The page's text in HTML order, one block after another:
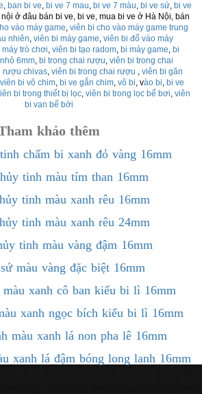
, ban bi ve, bi ve 7 mau, bi ve 7 màu, bi ve sứ, bi ve
ở đâu bán bi ve, bi ve, mua bi ve ở Hà Nội, bán
vào máy game, viên bi cho vào máy game trung
nhiên, viên bi máy game, viên bi đổ vào máy
trò chơi, viên bi tạo radom, bi máy game, bi
6mm, bi trong chai rượu, viên bi trong chai
rượu chivas, viên bi trong chai rượu , viên bi găn
viên bi vô chim, bi ve gắn chim, vô bi, vào bi, bi ve
bi trong thiết bị lọc, viên bi trong lọc bể bơi, viên
bi van bể bới
khảo thêm
chấm bi xanh đỏ vàng 16mm
tinh màu tím than 16mm
tinh màu xanh rêu 16mm
tinh màu xanh rêu 24mm
tinh màu vàng đậm 16mm
màu vàng đặc biệt 16mm
xanh cô ban kiểu bi lì 16mm
xanh ngọc bích kiểu bi lì 16mm
màu xanh lá non pha lê 16mm
xanh lá đậm bóng long lanh 16mm